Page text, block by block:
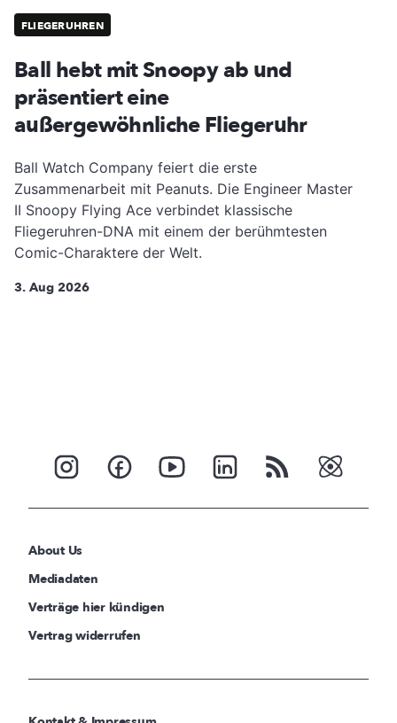
FLIEGERUHREN
Ball hebt mit Snoopy ab und
präsentiert eine
außergewöhnliche Fliegeruhr
Ball Watch Company feiert die erste
Zusammenarbeit mit Peanuts. Die Engineer Master
II Snoopy Flying Ace verbindet klassische
Fliegeruhren-DNA mit einem der berühmtesten
Comic-Charaktere der Welt.
3. Aug 2026
About Us
Mediadaten
Verträge hier kündigen
Vertrag widerrufen